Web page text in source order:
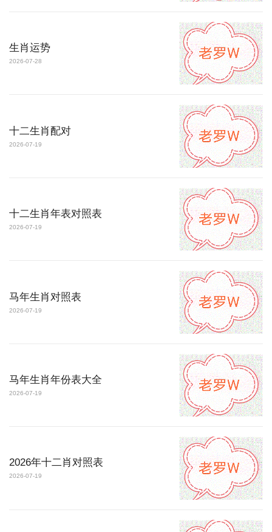
生肖运势
2026-07-28
十二生肖配对
2026-07-19
十二生肖年表对照表
2026-07-19
马年生肖对照表
2026-07-19
马年生肖年份表大全
2026-07-19
2026年十二肖对照表
2026-07-19